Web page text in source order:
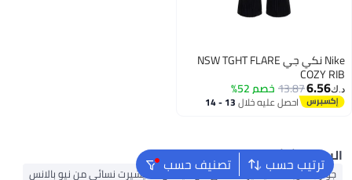
Nike نكي جي NSW TGHT FLARE
COZY
6.56
13.87خصم 52%
احصل عليه خلال 13 - 14
ترتيب حسب تصنيف حسب البحث الشائع
جوارب طويلة تيشيرت نسائي من أديداس
تيشيرت نسائي من نيو بالانس